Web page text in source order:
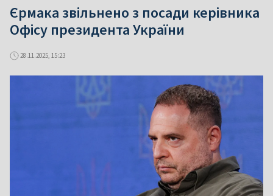
Єрмака звільнено з посади керівника
Офісу президента України
28.11.2025, 15:23